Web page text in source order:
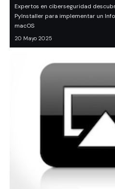
Expertos en ciberseguridad
PyInstaller para implementar un
macOS
20 Mayo 2025